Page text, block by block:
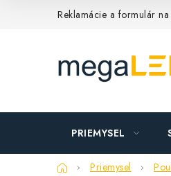
Reklamácie a formulár
PRIEMYSEL
DomovPriemysel